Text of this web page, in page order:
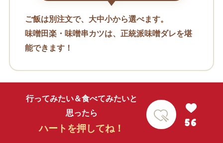
ご飯は別注文で、大中小から選べます。
味噌田楽・味噌串カツは、正統派味噌ダレを堪
能できます！
行ってみたい＆食べてみたいと
思ったら
ハートを押してね！
56